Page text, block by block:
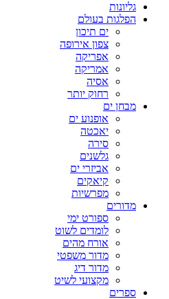
גליונות
הפלגות בעולם
ים תיכון
צפון אירופה
אפריקה
אמריקה
אסיה
רחוק יותר
מבחן ים
אופנוע ים
יאכטה
סירה
גלשנים
אביזרי ים
קיאקים
מפרשיות
מדורים
ספורט ימי
לומדים לשוט
אורח מהים
מדור משפטי
מדור דיג
מקצועי לשיט
ספרים